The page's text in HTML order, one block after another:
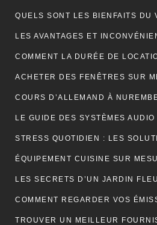
LES SECRETS D’UN JARDIN